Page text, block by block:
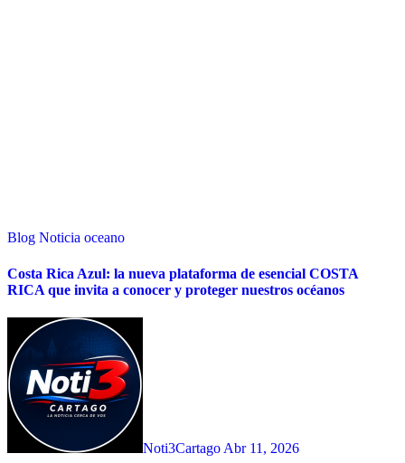
Blog Noticia oceano
Costa Rica Azul: la nueva plataforma de esencial COSTA
RICA que invita a conocer y proteger nuestros océanos
Noti3Cartago Abr 11, 2026